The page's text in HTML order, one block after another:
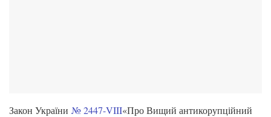
Закон України № 2447-VIII«Про Вищий антикорупційний